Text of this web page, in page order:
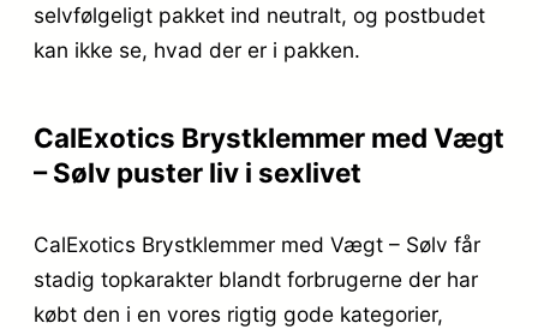
selvfølgeligt pakket ind neutralt, og postbudet
kan ikke se, hvad der er i pakken.
CalExotics Brystklemmer med Vægt
– Sølv puster liv i sexlivet
CalExotics Brystklemmer med Vægt – Sølv får
stadig topkarakter blandt forbrugerne der har
købt den i en vores rigtig gode kategorier,